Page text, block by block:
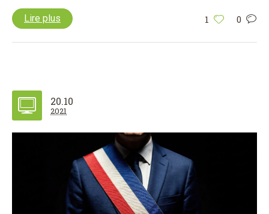
1 0
Lire plus
20.10
2021